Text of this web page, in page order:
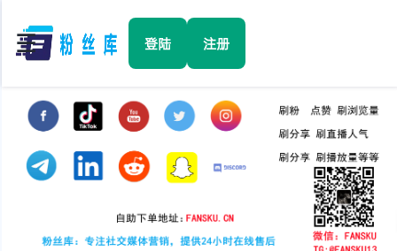
☰ 登陆 注册
Facebook
TikTok